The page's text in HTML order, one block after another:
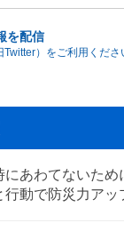
を配信
）をご利用くださ
にあわてないため
行動で防災力アッ